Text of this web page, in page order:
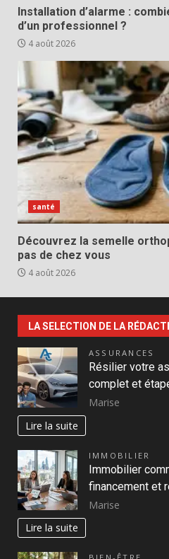
Installation d’alarme :
d’un professionnel ?
4 août 2026
santé
Découvrez la semelle
pas de chez vous
4 août 2026
LA SELECTION DE LA
ASSURANCES
Résilier votre
complet et
Marise
Lire la suite
IMMOBILIER
Immobilier
financement et
Marise
Lire la suite